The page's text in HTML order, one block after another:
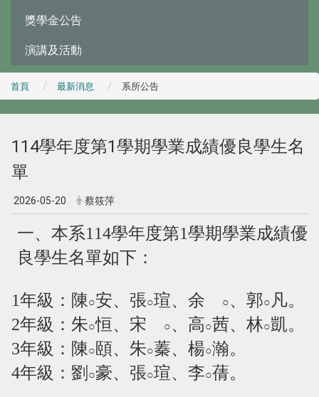
獎學金公告
演講及活動
首頁 最新消息 系所公告
114學年度第1學期學業成績優良學生名
單
2026-05-20 蔡筱萍
一、本系114學年度第1學期學業成績優
良學生名單如下：
1年級：陳○安、張○瑄、余 ○、郭○ 凡。
2年級：朱○恒、宋 ○、高○茜、林○凱。
3年級：陳○ 頤、朱○蓁、楊○瀚。
4年級：劉 ○豪、張○瑄、李○蒨。